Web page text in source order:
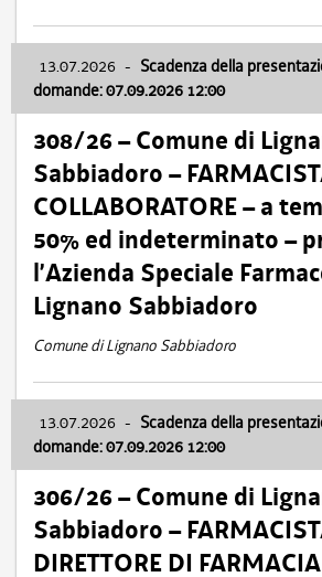
13.07.2026 - Scadenza della
domande: 07.09.2026 12:00
308/26 – Comune di
Sabbiadoro –
COLLABORATORE – a
50% ed indeterminato –
l’Azienda Speciale
Lignano Sabbiadoro
Comune di Lignano Sabbiadoro
13.07.2026 - Scadenza della
domande: 07.09.2026 12:00
306/26 – Comune di
Sabbiadoro –
DIRETTORE DI